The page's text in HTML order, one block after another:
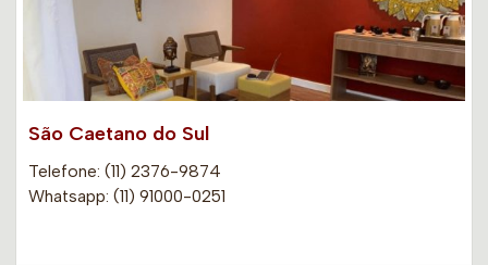
São Caetano do Sul
Telefone: (11) 2376-9874
Whatsapp: (11) 91000-0251